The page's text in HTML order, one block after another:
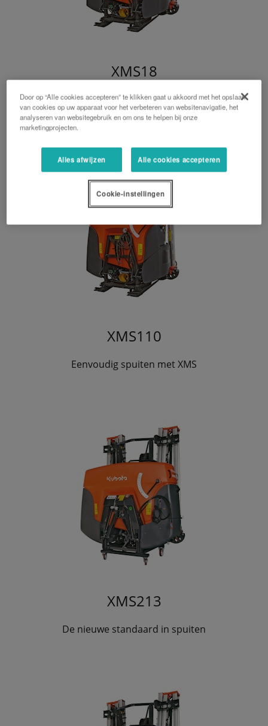
XMS18
Eenvoudig spuiten met XMS
XMS110
Eenvoudig spuiten met XMS
XMS213
De nieuwe standaard in spuiten
Door op “Alle cookies accepteren” te klikken gaat u akkoord met het opslaan
van cookies op uw apparaat voor het verbeteren van websitenavigatie, het
analyseren van websitegebruik en om ons te helpen bij onze
marketingprojecten.
Alles afwijzen Alle cookies accepteren
Cookie-instellingen